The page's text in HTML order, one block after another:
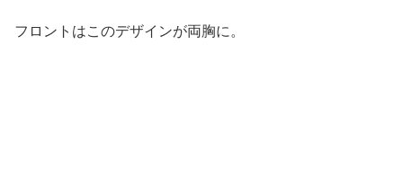
フロントはこのデザインが両胸に。